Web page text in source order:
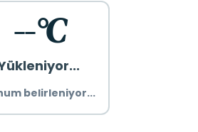
--°C
belirleniyor...